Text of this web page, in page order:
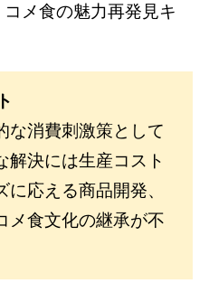
コメ食の魅力再発見キ
な消費刺激策として
解決には生産コスト
応える商品開発、
メ食文化の継承が不